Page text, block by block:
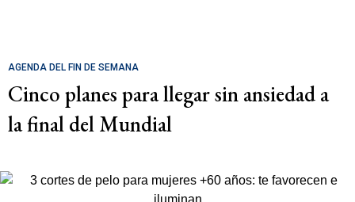
AGENDA DEL FIN DE SEMANA
Cinco planes para llegar sin ansiedad a
la final del Mundial